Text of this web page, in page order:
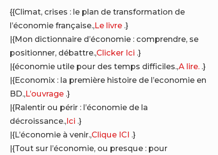
{{Climat, crises : le plan de transformation de
l’économie française.,Le livre .}
|{Mon dictionnaire d’économie : comprendre, se
positionner, débattre.,Clicker Ici .}
|{économie utile pour des temps difficiles.,A lire. .}
|{Economix : la première histoire de l’economie en
BD.,L’ouvrage .}
|{Ralentir ou périr : l’économie de la
décroissance.,Ici .}
|{L’économie à venir.,Clique ICI .}
|{Tout sur l’économie, ou presque : pour